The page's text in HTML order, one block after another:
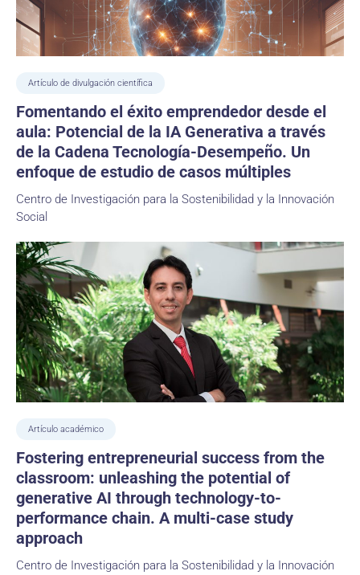
Artículo de divulgación científica
Fomentando el éxito emprendedor desde el
aula: Potencial de la IA Generativa a través
de la Cadena Tecnología-Desempeño. Un
enfoque de estudio de casos múltiples
Centro de Investigación para la Sostenibilidad y la Innovación
Social
Artículo académico
Fostering entrepreneurial success from the
classroom: unleashing the potential of
generative AI through technology-to-
performance chain. A multi-case study
approach
Centro de Investigación para la Sostenibilidad y la Innovación